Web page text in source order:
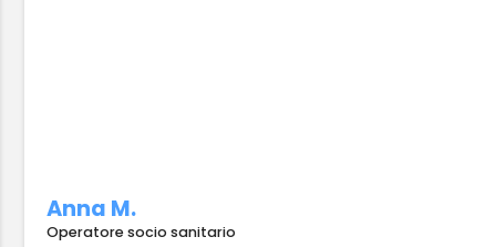
Anna M.
Operatore socio sanitario